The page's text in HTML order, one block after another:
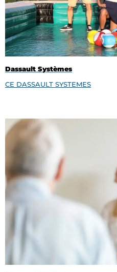
Dassault Systèmes
CE DASSAULT SYSTEMES